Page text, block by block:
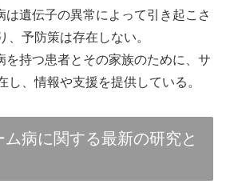
は遺伝子の異常によって引き起こさ
、予防策は存在しない。
を持つ患者とその家族のために、サ
し、情報や支援を提供している。
病に関する最新の研究と